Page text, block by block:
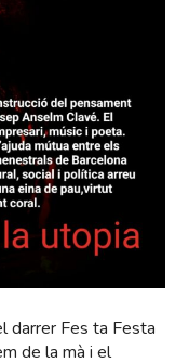
darrer Fes ta Festa
de la mà i el